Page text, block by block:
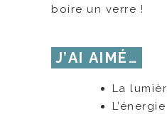
boire un verre !
J’AI AIMÉ…
La